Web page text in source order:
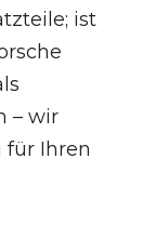
ist
– wir
für Ihren